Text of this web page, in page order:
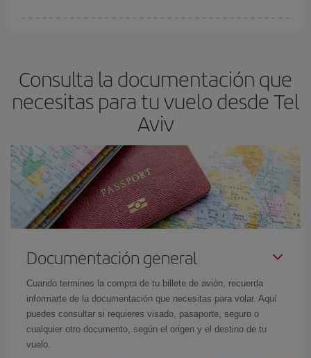
escolares son temporada alta. Además, sobre todo si estás
pensando en una escapada de fin de semana,cuanto antes
compres tu vuelo, mejores precios encontrarás.
Consulta la documentación que
necesitas para tu vuelo desde Tel
Aviv
Documentación general
Cuando termines la compra de tu billete de avión, recuerda
informarte de la documentación que necesitas para volar. Aquí
puedes consultar si requieres visado, pasaporte, seguro o
cualquier otro documento, según el origen y el destino de tu
vuelo.